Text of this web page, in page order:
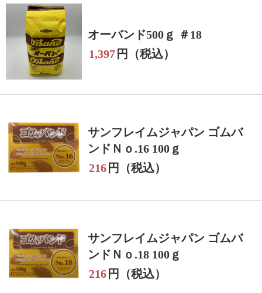
オーバンド500ｇ ＃18
1,397 円（税込）
サンフレイムジャパン ゴムバ
ンドＮｏ.16 100ｇ
216 円（税込）
サンフレイムジャパン ゴムバ
ンドＮｏ.18 100ｇ
216 円（税込）